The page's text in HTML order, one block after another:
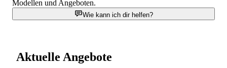
Modellen und Angeboten.
Wie kann ich dir helfen?
Aktuelle Angebote